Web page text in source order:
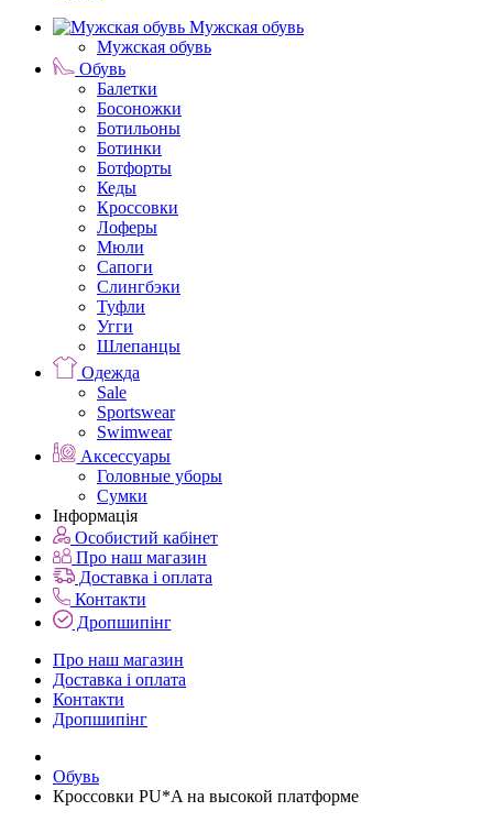
Мужская обувь
Мужская обувь
Обувь
Балетки
Босоножки
Ботильоны
Ботинки
Ботфорты
Кеды
Кроссовки
Лоферы
Мюли
Сапоги
Слингбэки
Туфли
Угги
Шлепанцы
Одежда
Sale
Sportswear
Swimwear
Аксессуары
Головные уборы
Сумки
Інформація
Особистий кабінет
Про наш магазин
Доставка і оплата
Контакти
Дропшипінг
Про наш магазин
Доставка і оплата
Контакти
Дропшипінг
Обувь
Кроссовки PU*A на высокой платформе